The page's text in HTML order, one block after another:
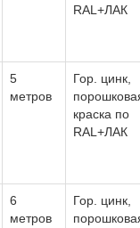
RAL+ЛАК
5
метров
Гор. цинк,
краска по
RAL+ЛАК
6
метров
Гор. цинк,